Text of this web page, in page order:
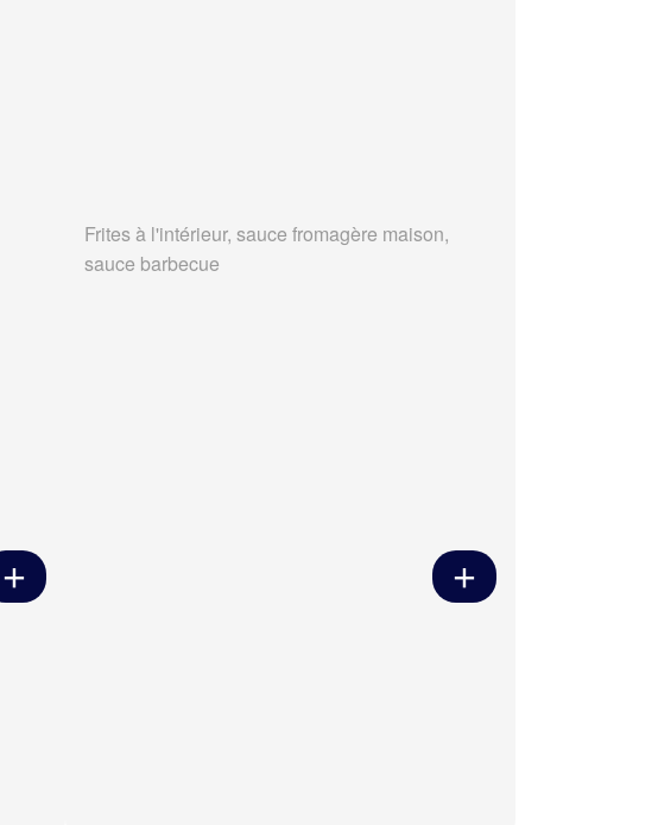
Frites à l'intérieur, sauce fromagère maison,
sauce barbecue